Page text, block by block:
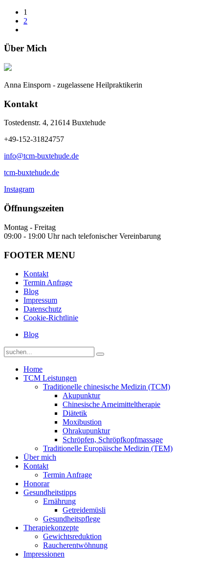
1
2
Über Mich
Anna Einsporn - zugelassene Heilpraktikerin
Kontakt
Tostedenstr. 4, 21614 Buxtehude
+49-152-31824757
info@tcm-buxtehude.de
tcm-buxtehude.de
Instagram
Öffnungszeiten
Montag - Freitag
09:00 - 19:00 Uhr nach telefonischer Vereinbarung
FOOTER MENU
Kontakt
Termin Anfrage
Blog
Impressum
Datenschutz
Cookie-Richtlinie
Blog
Home
TCM Leistungen
Traditionelle chinesische Medizin (TCM)
Akupunktur
Chinesische Arneimitteltherapie
Diätetik
Moxibustion
Ohrakupunktur
Schröpfen, Schröpfkopfmassage
Traditionelle Europäische Medizin (TEM)
Über mich
Kontakt
Termin Anfrage
Honorar
Gesundheitstipps
Ernährung
Getreidemüsli
Gesundheitspflege
Therapiekonzepte
Gewichtsreduktion
Raucherentwöhnung
Impressionen